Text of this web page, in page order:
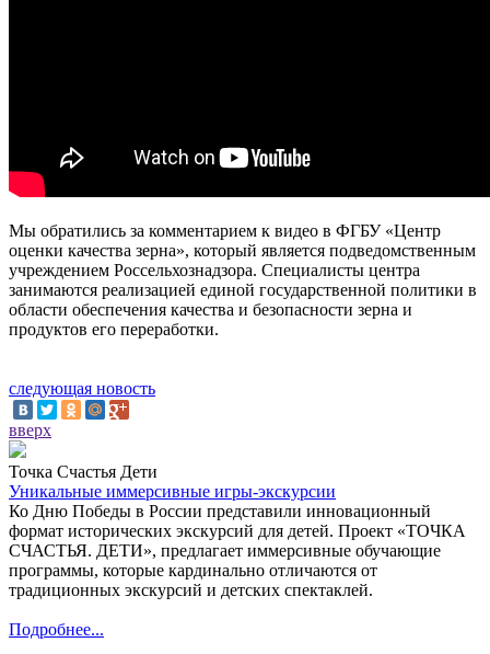
Мы обратились за комментарием к видео в ФГБУ «Центр
оценки качества зерна», который является подведомственным
учреждением Россельхознадзора. Специалисты центра
занимаются реализацией единой государственной политики в
области обеспечения качества и безопасности зерна и
продуктов его переработки.
следующая новость
вверх
Точка Счастья Дети
Уникальные иммерсивные игры-экскурсии
Ко Дню Победы в России представили инновационный
формат исторических экскурсий для детей. Проект «ТОЧКА
СЧАСТЬЯ. ДЕТИ», предлагает иммерсивные обучающие
программы, которые кардинально отличаются от
традиционных экскурсий и детских спектаклей.
Подробнее...